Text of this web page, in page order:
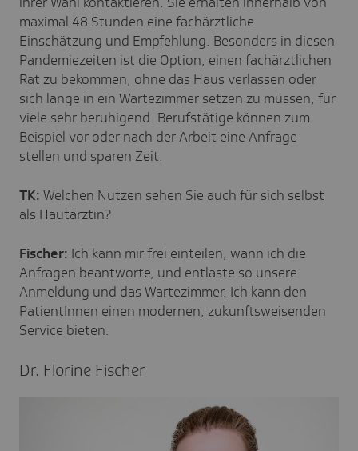
maximal 48 Stunden eine fachärztliche
Einschätzung und Empfehlung. Besonders in diesen
Pandemiezeiten ist die Option, einen fachärztlichen
Rat zu bekommen, ohne das Haus verlassen oder
sich lange in ein Wartezimmer setzen zu müssen, für
viele sehr beruhigend. Berufstätige können zum
Beispiel vor oder nach der Arbeit eine Anfrage
stellen und sparen Zeit.
TK: Welchen Nutzen sehen Sie auch für sich selbst
als Hautärztin?
Fischer: Ich kann mir frei einteilen, wann ich die
Anfragen beantworte, und entlaste so unsere
Anmeldung und das Wartezimmer. Ich kann den
PatientInnen einen modernen, zukunftsweisenden
Service bieten.
Dr. Florine Fischer